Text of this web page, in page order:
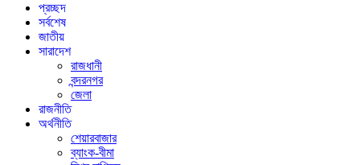
প্রচ্ছদ
সর্বশেষ
জাতীয়
সারাদেশ
রাজধানী
বন্দরনগর
জেলা
রাজনীতি
অর্থনীতি
শেয়ারবাজার
ব্যাংক-বীমা